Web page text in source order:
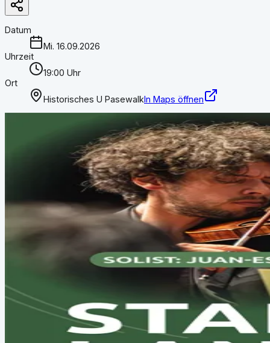
Datum
Mi. 16.09.2026
Uhrzeit
19:00 Uhr
Ort
Historisches U PasewalkIn Maps öffnen